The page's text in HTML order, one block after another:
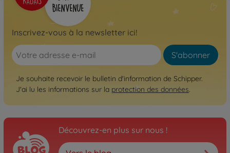
Inscrivez-vous à la newsletter ici!
S'abonner
Je souhaite recevoir le bulletin d'information de Schipper.
J'ai lu les informations sur la protection des données.
Découvrez-en plus sur nous !